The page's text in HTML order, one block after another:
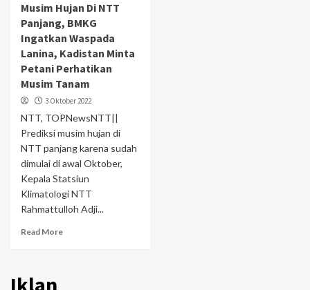
Musim Hujan Di NTT
Panjang, BMKG
Ingatkan Waspada
Lanina, Kadistan Minta
Petani Perhatikan
Musim Tanam
3 Oktober 2022
NTT, TOPNewsNTT||
Prediksi musim hujan di
NTT panjang karena sudah
dimulai di awal Oktober,
Kepala Statsiun
Klimatologi NTT
Rahmattulloh Adji...
Read More
Iklan